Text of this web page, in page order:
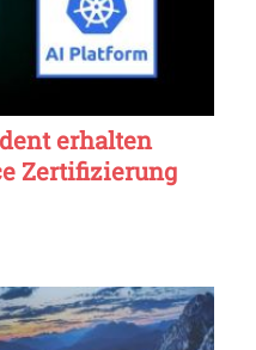
erhalten
Zertifizierung